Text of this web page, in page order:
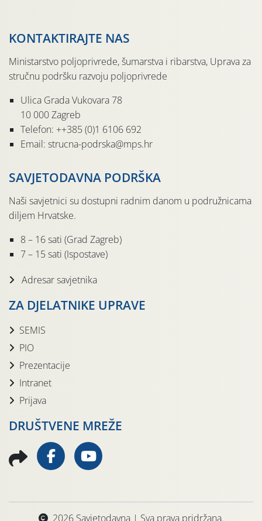
KONTAKTIRAJTE NAS
Ministarstvo poljoprivrede, šumarstva i ribarstva, Uprava za
stručnu podršku razvoju poljoprivrede
Ulica Grada Vukovara 78
10 000 Zagreb
Telefon: ++385 (0)1 6106 692
Email: strucna-podrska@mps.hr
SAVJETODAVNA PODRŠKA
Naši savjetnici su dostupni radnim danom u podružnicama
diljem Hrvatske.
8 – 16 sati (Grad Zagreb)
7 – 15 sati (Ispostave)
Adresar savjetnika
ZA DJELATNIKE UPRAVE
SEMIS
PIO
Prezentacije
Intranet
Prijava
DRUŠTVENE MREŽE
2026 Savjetodavna | Sva prava pridržana.